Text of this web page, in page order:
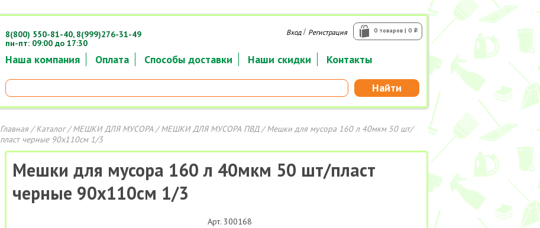
Наша компания Оплата Способы доставки Наши скидки Контакты
Найти
0 товаров | 0 i
Вход/ Регистрация
8(800) 550-81-40, 8(999)276-31-49
пн-пт: 09:00 до 17:30
Главная/Каталог/МЕШКИ ДЛЯ МУСОРА/МЕШКИ ДЛЯ МУСОРА ПВД/ Мешки для мусора 160 л 40мкм 50 шт/
пласт черные 90х110см 1/3
Мешки для мусора 160 л 40мкм 50 шт/пласт
черные 90х110см 1/3
Арт. 300168